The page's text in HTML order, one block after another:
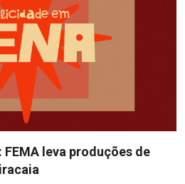
leva produções de